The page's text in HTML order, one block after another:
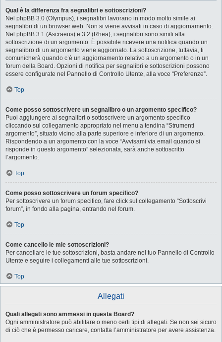
Qual è la differenza fra segnalibri e sottoscrizioni?
Nel phpBB 3.0 (Olympus), i segnalibri lavorano in modo molto simile ai
segnalibri di un browser web. Non si viene avvisati in caso di aggiornamento.
Nel phpBB 3.1 (Ascraeus) e 3.2 (Rhea), i segnalibri sono simili alla
sottoscrizione di un argomento. È possibile ricevere una notifica quando un
segnalibro di un argomento viene aggiornato. La sottoscrizione, tuttavia, ti
comunicherà quando c’è un aggiornamento relativo a un argomento o in un
forum della Board. Opzioni di notifica per segnalibri e sottoscrizioni possono
essere configurate nel Pannello di Controllo Utente, alla voce “Preferenze”.
Top
Come posso sottoscrivere un segnalibro o un argomento specifico?
Puoi aggiungere ai segnalibri o sottoscrivere un argomento specifico
cliccando sul collegamento appropriato nel menu a tendina “Strumenti
argomento”, situato vicino alla parte superiore e inferiore di un argomento.
Rispondendo a un argomento con la voce “Avvisami via email quando si
risponde in questo argomento” selezionata, sarà anche sottoscritto
l’argomento.
Top
Come posso sottoscrivere un forum specifico?
Per sottoscrivere un forum specifico, fare click sul collegamento “Sottoscrivi
forum”, in fondo alla pagina, entrando nel forum.
Top
Come cancello le mie sottoscrizioni?
Per cancellare le tue sottoscrizioni, basta andare nel tuo Pannello di Controllo
Utente e seguire i collegamenti alle tue sottoscrizioni.
Top
Allegati
Quali allegati sono ammessi in questa Board?
Ogni amministratore può abilitare o meno certi tipi di allegati. Se non sei sicuro
di ciò che è permesso caricare, contatta l’amministratore per avere assistenza.